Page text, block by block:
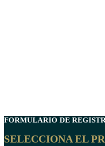
FORMULARIO DE
SELECCIONA EL